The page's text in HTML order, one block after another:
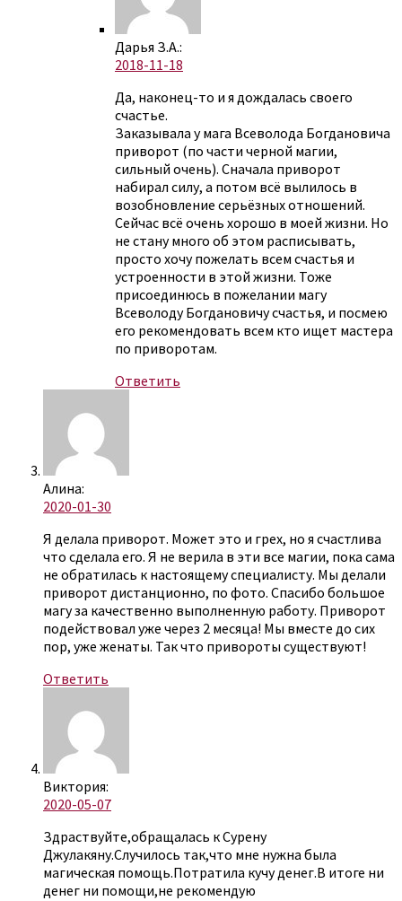
Дарья З.А.:
2018-11-18
Да, наконец-то и я дождалась своего
счастье.
Заказывала у мага Всеволода Богдановича
приворот (по части черной магии,
сильный очень). Сначала приворот
набирал силу, а потом всё вылилось в
возобновление серьёзных отношений.
Сейчас всё очень хорошо в моей жизни. Но
не стану много об этом расписывать,
просто хочу пожелать всем счастья и
устроенности в этой жизни. Тоже
присоединюсь в пожелании магу
Всеволоду Богдановичу счастья, и посмею
его рекомендовать всем кто ищет мастера
по приворотам.
Ответить
Алина:
2020-01-30
Я делала приворот. Может это и грех, но я счастлива
что сделала его. Я не верила в эти все магии, пока сама
не обратилась к настоящему специалисту. Мы делали
приворот дистанционно, по фото. Спасибо большое
магу за качественно выполненную работу. Приворот
подействовал уже через 2 месяца! Мы вместе до сих
пор, уже женаты. Так что привороты существуют!
Ответить
Виктория:
2020-05-07
Здраствуйте,обращалась к Сурену
Джулакяну.Случилось так,что мне нужна была
магическая помощь.Потратила кучу денег.В итоге ни
денег ни помощи,не рекомендую